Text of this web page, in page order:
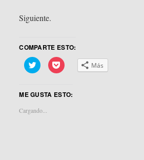
Siguiente.
COMPARTE ESTO:
Haz
clic
Twitter
abre
en
Haz
clic
Pocket
Más
ME GUSTA ESTO:
Cargando...